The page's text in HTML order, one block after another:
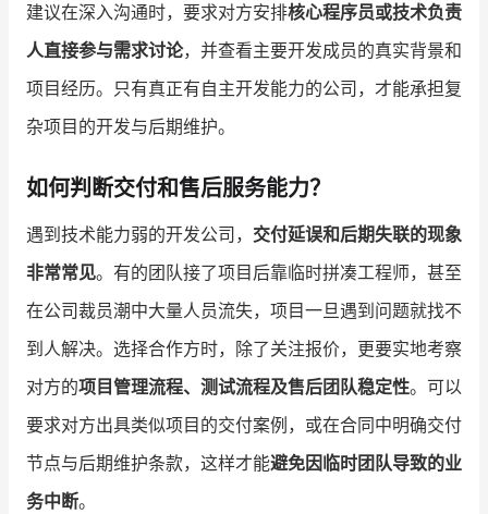
认证服务商 设计服务商
有赞云 数据通服务
建议在深入沟通时，要求对方安排核心程序员或技术负责
人直接参与需求讨论，并查看主要开发成员的真实背景和
项目经历。只有真正有自主开发能力的公司，才能承担复
杂项目的开发与后期维护。
如何判断交付和售后服务能力？
遇到技术能力弱的开发公司， 交付延误和后期失联的现象
非常常见。有的团队接了项目后靠临时拼凑工程师，甚至
在公司裁员潮中大量人员流失，项目一旦遇到问题就找不
到人解决。选择合作方时，除了关注报价，更要实地考察
对方的项目管理流程、测试流程及售后团队稳定性。可以
要求对方出具类似项目的交付案例，或在合同中明确交付
节点与后期维护条款，这样才能避免因临时团队导致的业
务中断。